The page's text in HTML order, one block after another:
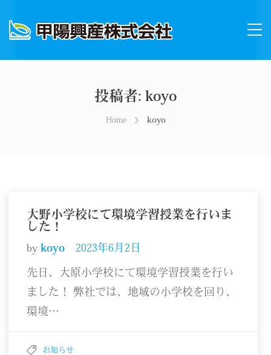
投稿者: koyo
Home koyo
大野小学校にて環境学習授業を行いま
した！
by koyo 2023年6月2日
先日、大原小学校にて環境学習授業を行い
ました！ 弊社では、地域の小学校を回り、
環境…
お知らせ